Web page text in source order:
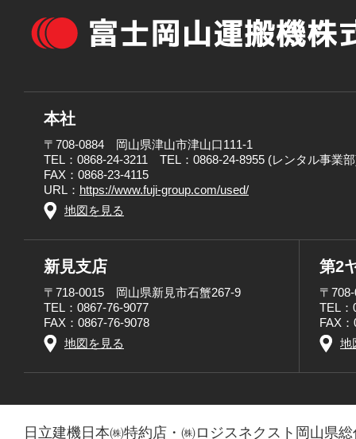
本社
〒708-0884 岡山県津山市津山口111-1
TEL：0868-24-3211 TEL：0868-24-8955 (レンタル事業
FAX：0868-23-4115
URL： https://www.fuji-group.com/used/
地図を見る
新見支店
〒718-0015 岡山県新見市石蟹267-9
TEL：0867-76-9077
FAX：0867-76-9078
地図を見る
第2
〒
TEL：
FAX
地
日立建機日本㈱特約店・㈱ロジスネクスト岡山県